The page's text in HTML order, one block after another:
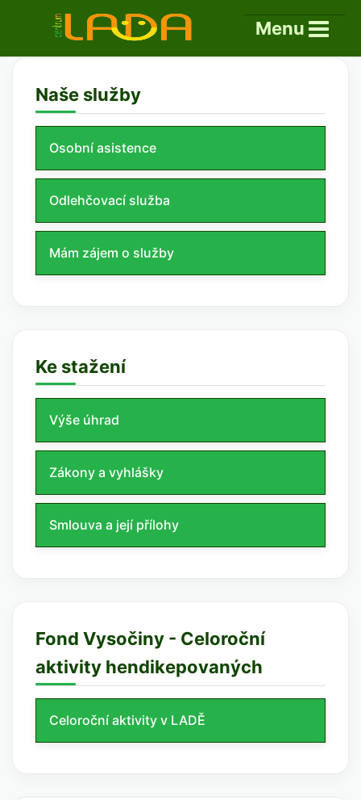
Menu
Naše služby
Osobní asistence
Odlehčovací služba
Mám zájem o služby
Ke stažení
Výše úhrad
Zákony a vyhlášky
Smlouva a její přílohy
Fond Vysočiny - Celoroční
aktivity hendikepovaných
Celoroční aktivity v LADĚ